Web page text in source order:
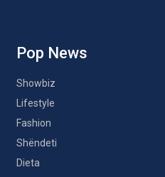
Pop News
Showbiz
Lifestyle
Fashion
Shëndeti
Dieta